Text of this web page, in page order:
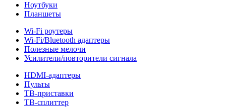
Ноутбуки
Планшеты
Wi-Fi роутеры
Wi-Fi/Bluetooth адаптеры
Полезные мелочи
Усилители/повторители сигнала
HDMI-адаптеры
Пульты
ТВ-приставки
ТВ-сплиттер